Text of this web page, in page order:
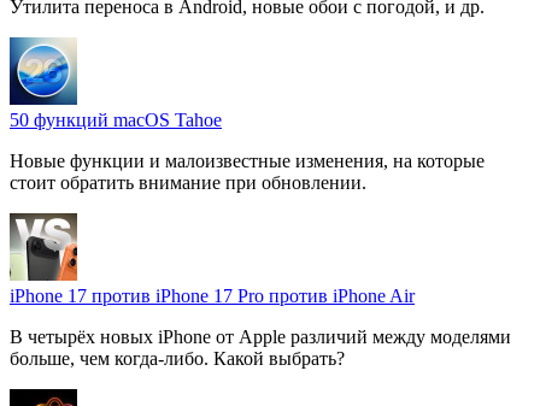
Утилита переноса в Android, новые обои с погодой, и др.
50 функций macOS Tahoe
Новые функции и малоизвестные изменения, на которые
стоит обратить внимание при обновлении.
iPhone 17 против iPhone 17 Pro против iPhone Air
В четырёх новых iPhone от Apple различий между моделями
больше, чем когда-либо. Какой выбрать?